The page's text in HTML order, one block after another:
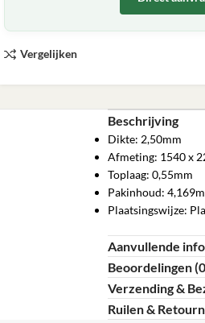
Vergelijken
Beschrijving
Dikte: 2,50mm
Afmeting: 1540 x
Toplaag: 0,55mm
Pakinhoud: 4,169m
Plaatsingswijze:
Aanvullende
Beoordelingen
Verzending &
Ruilen &